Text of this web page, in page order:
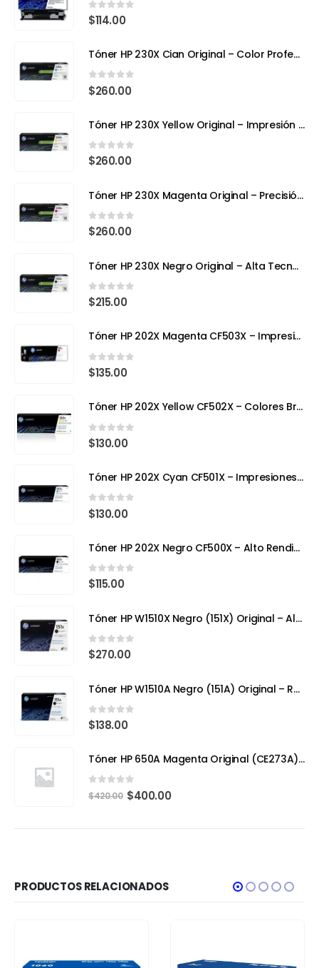
0out of 5
$114.00
Tóner HP 230X Cian Original – Color Profesional y Máximo Rendimiento con Tecnología TerraJet
0 out of 5
$260.00
Tóner HP 230X Yellow Original – Impresión Láser a Todo Color con Eficiencia y Precisión
0out of 5
$260.00
Tóner HP 230X Magenta Original – Precisión, Color y Tecnología Avanzada
0out of 5
$260.00
Tóner HP 230X Negro Original – Alta Tecnología, Máximo Rendimiento
0out of 5
$215.00
Tóner HP 202X Magenta CF503X – Impresión con Color y Precisión Profesional
0out of 5
$135.00
Tóner HP 202X Yellow CF502X – Colores Brillantes, Calidad Profesional
0out of 5
$130.00
Tóner HP 202X Cyan CF501X – Impresiones Vivas y de Alta Precisión
0out of 5
$130.00
Tóner HP 202X Negro CF500X – Alto Rendimiento para Impresoras Láser a Color
0out of 5
$115.00
Tóner HP W1510X Negro (151X) Original – Alto Rendimiento para HP LaserJet Pro
0out of 5
$270.00
Tóner HP W1510A Negro (151A) Original – Rendimiento Eficiente para tu HP LaserJet Pro 4103fdw
0out of 5
$138.00
Tóner HP 650A Magenta Original (CE273A) – Calidad Profesional y Rendimiento Superior
0 out of 5
$420.00 $400.00
PRODUCTOS RELACIONADOS